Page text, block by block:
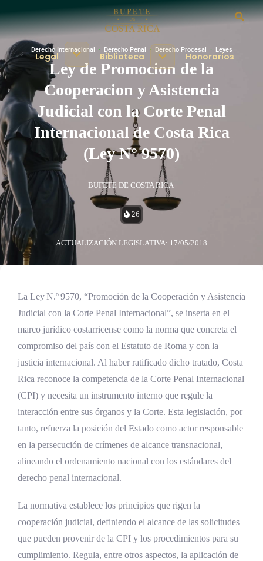
Legal Biblioteca Honorarios
Derecho Internacional · Derecho Penal · Derecho Procesal · Leyes
Ley de Promocion de la
Cooperacion y Asistencia
Judicial con la Corte Penal
Internacional de Costa Rica
(Ley N° 9570)
BUFETE DE COSTA RICA
26
ACTUALIZACIÓN LEGISLATIVA: 17/05/2018
La Ley N.º 9570, “Promoción de la Cooperación y Asistencia
Judicial con la Corte Penal Internacional”, se inserta en el
marco jurídico costarricense como la norma que concreta el
compromiso del país con el Estatuto de Roma y con la
justicia internacional. Al haber ratificado dicho tratado, Costa
Rica reconoce la competencia de la Corte Penal Internacional
(CPI) y necesita un instrumento interno que regule la
interacción entre sus órganos y la Corte. Esta legislación, por
tanto, refuerza la posición del Estado como actor responsable
en la persecución de crímenes de alcance transnacional,
alineando el ordenamiento nacional con los estándares del
derecho penal internacional.
La normativa establece los principios que rigen la
cooperación judicial, definiendo el alcance de las solicitudes
que pueden provenir de la CPI y los procedimientos para su
cumplimiento. Regula, entre otros aspectos, la aplicación de